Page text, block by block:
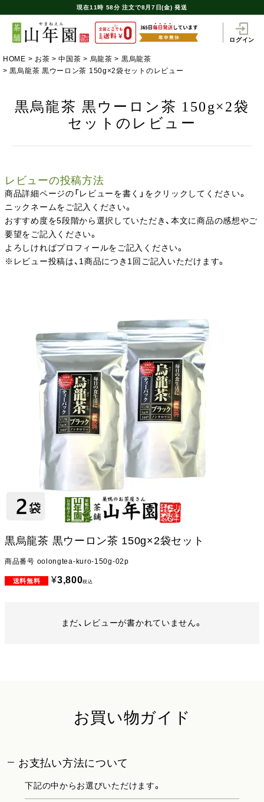
現在11時 58分 注文で8月7日(金) 発送
ログイン
HOME お茶 中国茶 烏龍茶
黒烏龍茶
黒烏龍茶 黒ウーロン茶 150g×2袋セットのレビュー
黒烏龍茶 黒ウーロン茶 150g×2袋
セットのレビュー
レビューの投稿方法
商品詳細ページの「レビューを書く」をクリックしてください。
ニックネームをご記入ください。
おすすめ度を5段階から選択していただき、本文に商品の感想やご
要望をご記入ください。
よろしければプロフィールをご記入ください。
※レビュー投稿は、1商品につき1回ご記入いただけます。
黒烏龍茶 黒ウーロン茶 150g×2袋セット
商品番号 oolongtea-kuro-150g-02p
¥3,800税込
まだ、レビューが書かれていません。
お買い物ガイド
お支払い方法について
下記の中からお選びいただけます。